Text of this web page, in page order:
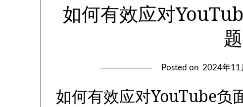
如何有效应对
题
Posted on 2024年11
如何有效应对YouTube负